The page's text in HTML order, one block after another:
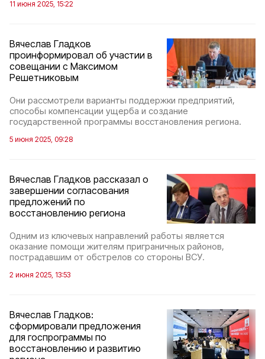
11 июня 2025, 15:22
Вячеслав Гладков
проинформировал об участии в
совещании с Максимом
Решетниковым
Они рассмотрели варианты поддержки предприятий,
способы компенсации ущерба и создание
государственной программы восстановления региона.
5 июня 2025, 09:28
Вячеслав Гладков рассказал о
завершении согласования
предложений по
восстановлению региона
Одним из ключевых направлений работы является
оказание помощи жителям приграничных районов,
пострадавшим от обстрелов со стороны ВСУ.
2 июня 2025, 13:53
Вячеслав Гладков:
сформировали предложения
для госпрограммы по
восстановлению и развитию